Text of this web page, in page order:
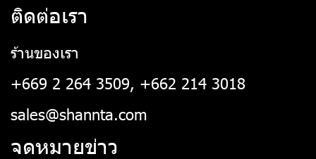
ติดต่อเรา
ร้านของเรา
+669 2 264 3509, +662 214 3018
sales@shannta.com
จดหมายข่าว